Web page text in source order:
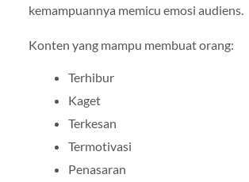
kemampuannya memicu emosi audiens.
Konten yang mampu membuat orang:
Terhibur
Kaget
Terkesan
Termotivasi
Penasaran